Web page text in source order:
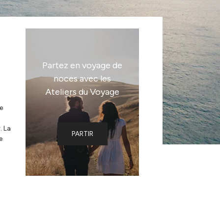
La
Partez en voyage de
noces avec les
Ateliers du Voyage
PARTIR